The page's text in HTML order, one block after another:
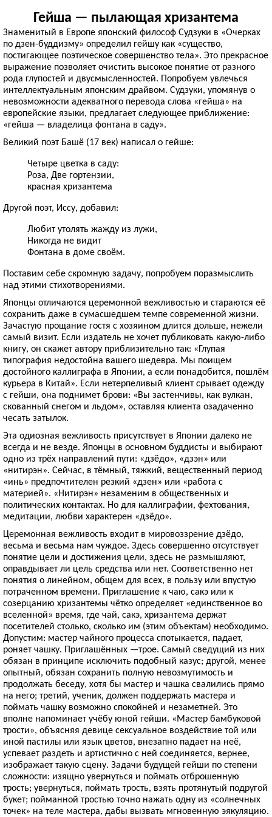
Гейша — пылающая хризантема
Знаменитый в Европе японский философ Судзуки в «Очерках
по дзен-буддизму» определил гейшу как «существо,
постигающее поэтическое совершенство тела». Это прекрасное
выражение позволяет очистить высокое понятие от разного
рода глупостей и двусмысленностей. Попробуем увлечься
интеллектуальным японским драйвом. Судзуки, упомянув о
невозможности адекватного перевода слова «гейша» на
европейские языки, предлагает следующее приближение:
«гейша — владелица фонтана в саду».
Великий поэт Башё (17 век) написал о гейше:
Четыре цветка в саду:
Роза, Две гортензии,
красная хризантема
Другой поэт, Иссу, добавил:
Любит утолять жажду из лужи,
Никогда не видит
Фонтана в доме своём.
Поставим себе скромную задачу, попробуем поразмыслить
над этими стихотворениями.
Японцы отличаются церемонной вежливостью и стараются её
сохранить даже в сумасшедшем темпе современной жизни.
Зачастую прощание гостя с хозяином длится дольше, нежели
самый визит. Если издатель не хочет публиковать какую-либо
книгу, он скажет автору приблизительно так: «Глупая
типография недостойна вашего шедевра. Мы поищем
достойного каллиграфа в Японии, а если понадобится, пошлём
курьера в Китай». Если нетерпеливый клиент срывает одежду
с гейши, она поднимет брови: «Вы застенчивы, как вулкан,
скованный снегом и льдом», оставляя клиента озадаченно
чесать затылок.
Эта одиозная вежливость присутствует в Японии далеко не
всегда и не везде. Японцы в основном буддисты и выбирают
одно из трёх направлений пути: «дзёдо», «дзэн» или
«нитирэн». Сейчас, в тёмный, тяжкий, вещественный период
«инь» предпочтителен резкий «дзен» или «работа с
материей». «Нитирэн» незаменим в общественных и
политических контактах. Но для каллиграфии, фехтования,
медитации, любви характерен «дзёдо».
Церемонная вежливость входит в мировоззрение дзёдо,
весьма и весьма нам чуждое. Здесь совершенно отсутствует
понятие цели и достижения цели, здесь не размышляют,
оправдывает ли цель средства или нет. Соответственно нет
понятия о линейном, общем для всех, в пользу или впустую
потраченном времени. Приглашение к чаю, сакэ или к
созерцанию хризантемы чётко определяет «единственное во
вселенной» время, где чай, сакэ, хризантема держат
посетителей столько, сколько им (этим объектам) необходимо.
Допустим: мастер чайного процесса спотыкается, падает,
роняет чашку. Приглашённых —трое. Самый сведущий из них
обязан в принципе исключить подобный казус; другой, менее
опытный, обязан сохранить полную невозмутимость и
продолжать беседу, хотя бы мастер и чашка свалились прямо
на него; третий, ученик, должен поддержать мастера и
поймать чашку возможно спокойней и незаметней. Это
вполне напоминает учёбу юной гейши. «Мастер бамбуковой
трости», объясняя девице сексуальное воздействие той или
иной пастилы или язык цветов, внезапно падает на неё,
успевает раздеть и артистично с ней соединяется, вернее,
изображает такую сцену. Задачи будущей гейши по степени
сложности: изящно увернуться и поймать отброшенную
трость; увернуться, поймать трость, взять протянутый подругой
букет; пойманной тростью точно нажать одну из «солнечных
точек» на теле мастера, дабы вызвать мгновенную эякуляцию.